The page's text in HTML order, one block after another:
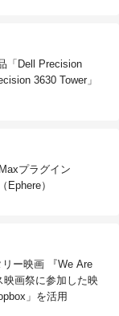
「Dell Precision
3630 Tower」
プラグイン
Ephere）
ー映画 『We Are
画祭に参加した映
」を活用